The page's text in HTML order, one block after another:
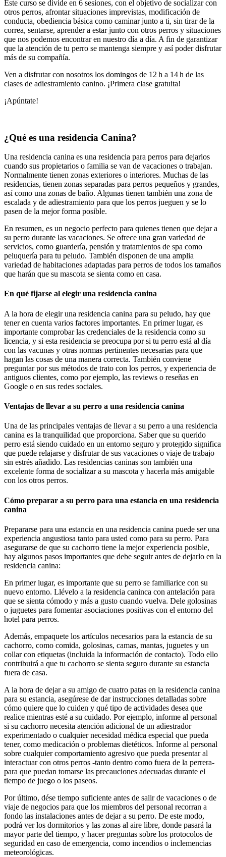
Este curso se divide en 6 sesiones, con el objetivo de socializar con
otros perros, afrontar situaciones imprevistas, modificación de
conducta, obediencia básica como caminar junto a ti, sin tirar de la
correa, sentarse, aprender a estarjunto con otros perros y situaciones
que nos podemos encontrar en nuestro día a día. A fin de garantizar
que la atención de tu perro se mantenga siempre y así poder disfrutar
más de su compañía.
Ven a disfrutar con nosotros los domingos de 12 h a 14 h de las
clases de adiestramiento canino. ¡Primera clase gratuita!
¡Apúntate!
¿Qué es una residencia Canina?
Una residencia canina es una residencia para perros para dejarlos
cuando sus propietarios o familia se van de vacaciones o trabajan.
Normalmente tienen zonas exteriores o interiores. Muchas de las
residencias, tienen zonas separadas para perros pequeños y grandes,
así como una zonas de baño. Algunas tienen también una zona de
escalada y de adiestramiento para que los perros jueguen y se lo
pasen de la mejor forma posible.
En resumen, es un negocio perfecto para quienes tienen que dejar a
su perro durante las vacaciones. Se ofrece una gran variedad de
servicios, como guardería, pensión y tratamientos de spa como
peluquería para tu peludo. También disponen de una amplia
variedad de habitaciones adaptadas para perros de todos los tamaños
que harán que su mascota se sienta como en casa.
En qué fijarse al elegir una residencia canina
A la hora de elegir una residencia canina para su peludo, hay que
tener en cuenta varios factores importantes. En primer lugar, es
importante comprobar las credenciales de la residencia como su
licencia, y si esta residencia se preocupa por si tu perro está al día
con las vacunas y otras normas pertinentes necesarias para que
hagan las cosas de una manera correcta. También conviene
preguntar por sus métodos de trato con los perros, y experiencia de
antiguos clientes, como por ejemplo, las reviews o reseñas en
Google o en sus redes sociales.
Ventajas de llevar a su perro a una residencia canina
Una de las principales ventajas de llevar a su perro a una residencia
canina es la tranquilidad que proporciona. Saber que su querido
perro está siendo cuidado en un entorno seguro y protegido significa
que puede relajarse y disfrutar de sus vacaciones o viaje de trabajo
sin estrés añadido. Las residencias caninas son también una
excelente forma de socializar a su mascota y hacerla más amigable
con los otros perros.
Cómo preparar a su perro para una estancia en una residencia
canina
Prepararse para una estancia en una residencia canina puede ser una
experiencia angustiosa tanto para usted como para su perro. Para
asegurarse de que su cachorro tiene la mejor experiencia posible,
hay algunos pasos importantes que debe seguir antes de dejarlo en la
residencia canina:
En primer lugar, es importante que su perro se familiarice con su
nuevo entorno. Llévelo a la residencia caninca con antelación para
que se sienta cómodo y más a gusto cuando vuelva. Dele golosinas
o juguetes para fomentar asociaciones positivas con el entorno del
hotel para perros.
Además, empaquete los artículos necesarios para la estancia de su
cachorro, como comida, golosinas, camas, mantas, juguetes y un
collar con etiquetas (incluida la información de contacto). Todo ello
contribuirá a que tu cachorro se sienta seguro durante su estancia
fuera de casa.
A la hora de dejar a su amigo de cuatro patas en la residencia canina
para su estancia, asegúrese de dar instrucciones detalladas sobre
cómo quiere que lo cuiden y qué tipo de actividades desea que
realice mientras esté a su cuidado. Por ejemplo, informe al personal
si su cachorro necesita atención adicional de un adiestrador
experimentado o cualquier necesidad médica especial que pueda
tener, como medicación o problemas dietéticos. Informe al personal
sobre cualquier comportamiento agresivo que pueda presentar al
interactuar con otros perros -tanto dentro como fuera de la perrera-
para que puedan tomarse las precauciones adecuadas durante el
tiempo de juego o los paseos.
Por último, dése tiempo suficiente antes de salir de vacaciones o de
viaje de negocios para que los miembros del personal recorran a
fondo las instalaciones antes de dejar a su perro. De este modo,
podrá ver los dormitorios y las zonas al aire libre, donde pasará la
mayor parte del tiempo, y hacer preguntas sobre los protocolos de
seguridad en caso de emergencia, como incendios o inclemencias
meteorológicas.